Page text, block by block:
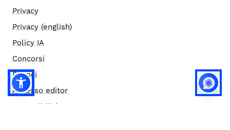
Privacy
Privacy (english)
Policy IA
Concorsi
Bilanci
Accesso editor
Accessibilità